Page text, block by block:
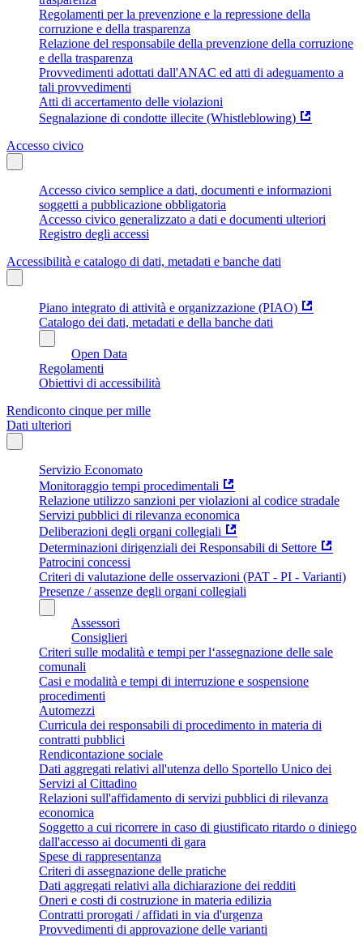
Regolamenti per la prevenzione e la repressione della
corruzione e della trasparenza
Relazione del responsabile della prevenzione della corruzione
e della trasparenza
Provvedimenti adottati dall'ANAC ed atti di adeguamento a
tali provvedimenti
Atti di accertamento delle violazioni
Segnalazione di condotte illecite (Whistleblowing)
Accesso civico
Accesso civico semplice a dati, documenti e informazioni
soggetti a pubblicazione obbligatoria
Accesso civico generalizzato a dati e documenti ulteriori
Registro degli accessi
Accessibilità e catalogo di dati, metadati e banche dati
Piano integrato di attività e organizzazione (PIAO)
Catalogo dei dati, metadati e della banche dati
Open Data
Regolamenti
Obiettivi di accessibilità
Rendiconto cinque per mille
Dati ulteriori
Servizio Economato
Monitoraggio tempi procedimentali
Relazione utilizzo sanzioni per violazioni al codice stradale
Servizi pubblici di rilevanza economica
Deliberazioni degli organi collegiali
Determinazioni dirigenziali dei Responsabili di Settore
Patrocini concessi
Criteri di valutazione delle osservazioni (PAT - PI - Varianti)
Presenze / assenze degli organi collegiali
Assessori
Consiglieri
Criteri sulle modalità e tempi per l‘assegnazione delle sale
comunali
Casi e modalità e tempi di interruzione e sospensione
procedimenti
Automezzi
Curricula dei responsabili di procedimento in materia di
contratti pubblici
Rendicontazione sociale
Dati aggregati relativi all'utenza dello Sportello Unico dei
Servizi al Cittadino
Relazioni sull'affidamento di servizi pubblici di rilevanza
economica
Soggetto a cui ricorrere in caso di giustificato ritardo o diniego
dall'accesso ai documenti di gara
Spese di rappresentanza
Criteri di assegnazione delle pratiche
Dati aggregati relativi alla dichiarazione dei redditi
Oneri e costi di costruzione in materia edilizia
Contratti prorogati / affidati in via d'urgenza
Provvedimenti di approvazione delle varianti